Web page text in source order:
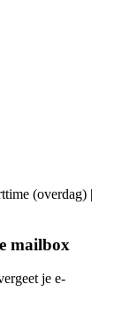
(overdag) |
mailbox
je e-